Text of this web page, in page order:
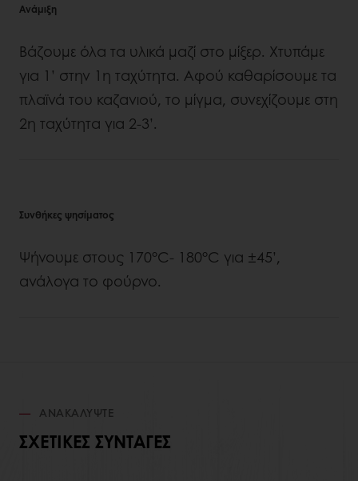
Ανάμιξη
Βάζουμε όλα τα υλικά μαζί στο μίξερ. Χτυπάμε
για 1’ στην 1η ταχύτητα. Αφού καθαρίσουμε τα
πλαϊνά του καζανιού, το μίγμα, συνεχίζουμε στη
2η ταχύτητα για 2-3’.
Συνθήκες ψησίματος
Ψήνουμε στους 170°C- 180°C για ±45’,
ανάλογα το φούρνο.
ΑΝΑΚΑΛΎΨΤΕ
ΣΧΕΤΙΚΈΣ ΣΥΝΤΑΓΈΣ